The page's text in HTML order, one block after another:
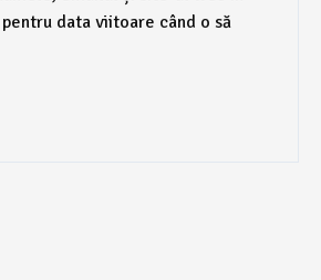
data viitoare când o să